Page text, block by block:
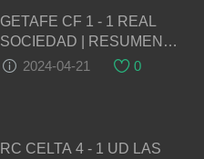
GETAFE CF 1 - 1 REAL
SOCIEDAD | RESUMEN
LALIGA EA SPORTS
2024-04-21 0
RC CELTA 4 - 1 UD LAS